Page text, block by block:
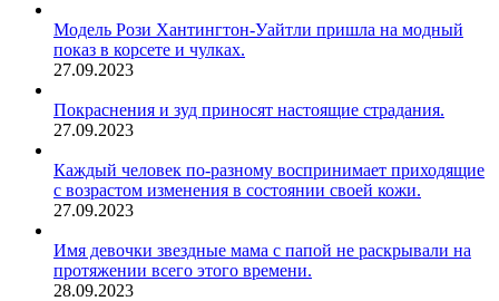
Модель Рози Хантингтон-Уайтли пришла на модный
показ в корсете и чулках.
27.09.2023
Покраснения и зуд приносят настоящие страдания.
27.09.2023
Каждый человек по-разному воспринимает приходящие
с возрастом изменения в состоянии своей кожи.
27.09.2023
Имя девочки звездные мама с папой не раскрывали на
протяжении всего этого времени.
28.09.2023